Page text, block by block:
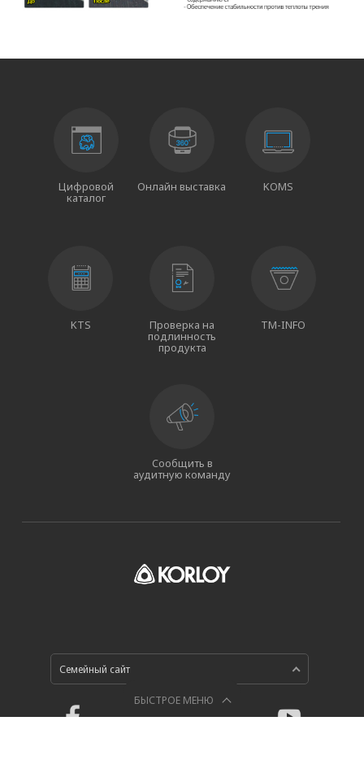
БЫСТРОЕ МЕНЮ
Цифровой
каталог
Онлайн выставка KOMS
KTS Проверка на
подлинность
продукта
TM-INFO
Сообщить в
аудитную команду
Семейный сайт